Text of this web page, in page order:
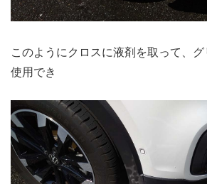
このようにクロスに液剤を取って、
使用でき